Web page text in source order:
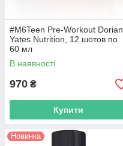
#M6Teen Pre-Workout Dorian
Yates Nutrition, 12 шотов по
60 мл
В наявності
970 ₴
Купити
Новинка